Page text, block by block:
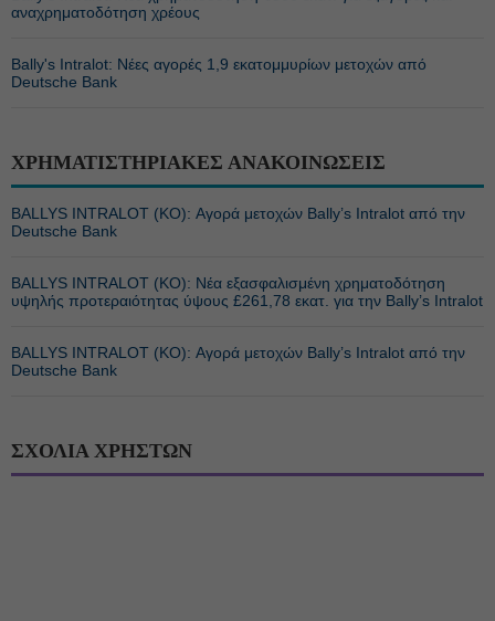
αναχρηματοδότηση χρέους
Bally's Intralot: Νέες αγορές 1,9 εκατομμυρίων μετοχών από
Deutsche Bank
ΧΡΗΜΑΤΙΣΤΗΡΙΑΚΕΣ ΑΝΑΚΟΙΝΩΣΕΙΣ
BALLYS INTRALOT (ΚΟ): Αγορά μετοχών Bally’s Intralot από την
Deutsche Bank
BALLYS INTRALOT (ΚΟ): Νέα εξασφαλισμένη χρηματοδότηση
υψηλής προτεραιότητας ύψους £261,78 εκατ. για την Bally’s Intralot
BALLYS INTRALOT (ΚΟ): Αγορά μετοχών Bally’s Intralot από την
Deutsche Bank
ΣΧΟΛΙΑ ΧΡΗΣΤΩΝ